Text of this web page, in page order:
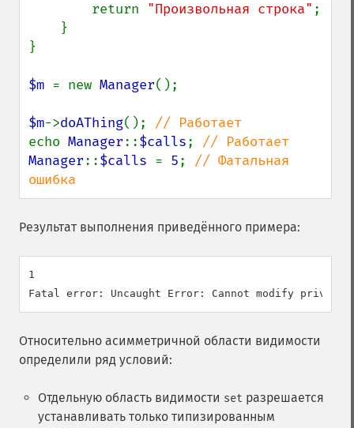
return "Произвольная строка" ;
}
$m = new Manager();
$m->doAThing();
echo Manager::$calls;
Manager::$calls = 5; // Фатальная
ошибка
Результат выполнения приведённого примера:
1
Относительно асимметричной области видимости
определили ряд условий:
Отдельную область видимости set разрешается
устанавливать только типизированным